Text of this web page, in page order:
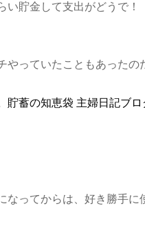
い貯金して支出がどうで！
やっていたこともあったの
貯蓄の知恵袋 主婦日記ブロ
なってからは、好き勝手